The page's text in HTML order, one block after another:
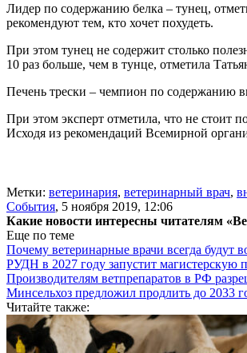
Лидер по содержанию белка – тунец,
рекомендуют тем, кто хочет похудеть.
При этом тунец не содержит столько
10 раз больше, чем в тунце, отметила
Печень трески – чемпион по содержанию
При этом эксперт отметила, что не стоит
Исходя из рекомендаций Всемирной
Метки: ветеринария, ветеринарный врач,
События, 5 ноября 2019, 12:06
Какие новости интересны читателям
Еще по теме
Почему ветеринарные врачи всегда
РУДН в 2027 году запустит магистерскую
Производителям ветпрепаратов в РФ
Минсельхоз предложил продлить до 2033
Читайте также: